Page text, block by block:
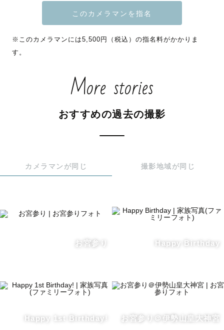
＿＿＿＿＿＿＿＿＿＿＿＿＿＿＿＿＿＿＿＿＿
【アートニューボーンフォトについて】
ニューボーンフォトの本場、海外から取り寄せた小物を使
おしゃれであたたかい雰囲気のニューボーンフォトが得意
⚪︎生後3週間以内の撮影推奨しています。
できないことがあります。
⚪︎1日1組限定のため、お受けできない場合があります。
開始でお願いしています。
こちらですべて用意いたします🕊️
※このカメラマンには5,500円（税込）の指名料がかかりま
す。
More stories
おすすめの過去の撮影
カメラマンが同じ 撮影地域が同じ
お宮参り Happy Birthday
Happy 1st Birthday! お宮参り＠伊勢山皇大神宮